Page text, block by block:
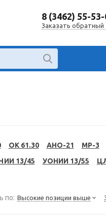
8 (3462) 55-
Заказать обратный
OK 61.30 АНО-21
МР-3
13/45 УОНИИ 13/55
по: Высокие позиции выше